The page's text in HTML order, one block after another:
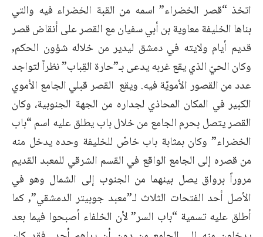
اتخذ “قصر الخضراء” اسمه من القبة الخضراء فيه والتي
بناها الخليفة معاوية بن أبي سفيان مع القصر على أنقاض قصر
قديم أيام ولايته في دمشق ليدير من خلاله شؤون الحكم,
وكان الحيّ الذي يقع غربه يدعى بـ”حارة القِباب” نظراً لتواجد
عدد من القصور الأمويّة فيه. ويقع القصر قبلي الجامع الأموي
الكبير في المكان المحاذي لجداره من الجهة الجنوبية، وكان
القصر يتصل بحرم الجامع من خلال باب يطلق عليه اسم “باب
الخضراء” وكان بمثابة باب خاصّ للخليفة وحده يدخل منه
من قصره إلى الجامع الواقع في القسم الشرقي للمعبد القديم
مروراً برواق يصل بينهما من الجنوب إلى الشمال وهو في
الأصل أحد الفتحات الثلاث لـ”معبد جوبيتر الدمشقي”, كما
أطلق عليه تسمية “باب السر” لأن الخلفاء أصبحوا فيما بعد